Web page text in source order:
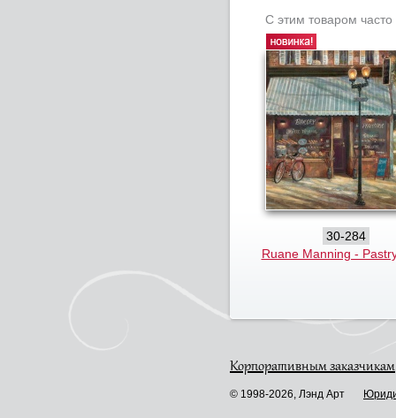
С этим товаром часто
30-284
Ruane Manning -
Корпоративным заказчикам
© 1998-2026, Лэнд Арт